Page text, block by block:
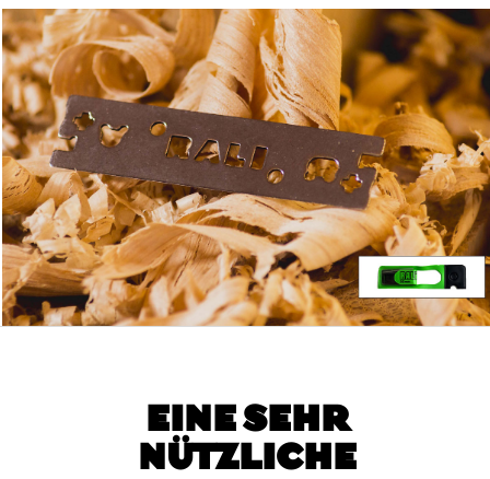
EINE SEHR
NÜTZLICHE